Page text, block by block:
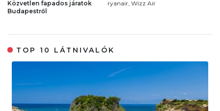
Közvetlen fapados járatok
Budapestről
ryanair, Wizz Air
TOP 10 LÁTNIVALÓK